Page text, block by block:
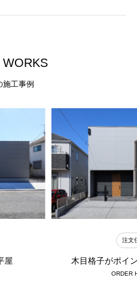
WORKS
施工事例
屋
注文
木目格子がポイ
ORDER